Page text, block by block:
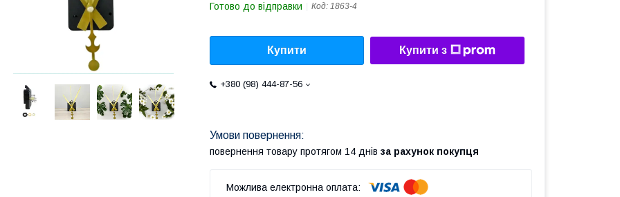
Готово до відправки Код: 1863-4
Купити Купити з
+380 (98) 444-87-56
повернення товару протягом 14 днів за рахунок покупця